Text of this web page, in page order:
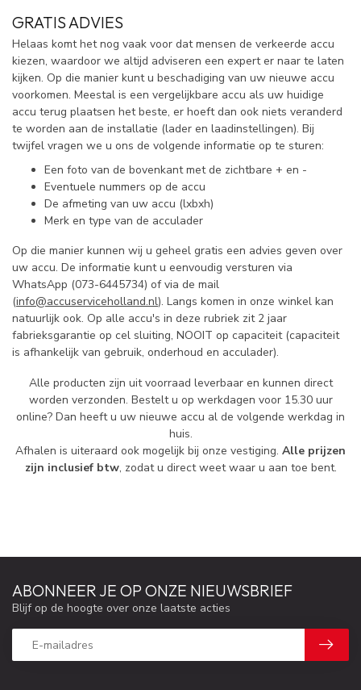
GRATIS ADVIES
Helaas komt het nog vaak voor dat mensen de verkeerde accu
kiezen, waardoor we altijd adviseren een expert er naar te laten
kijken. Op die manier kunt u beschadiging van uw nieuwe accu
voorkomen. Meestal is een vergelijkbare accu als uw huidige
accu terug plaatsen het beste, er hoeft dan ook niets veranderd
te worden aan de installatie (lader en laadinstellingen). Bij
twijfel vragen we u ons de volgende informatie op te sturen:
Een foto van de bovenkant met de zichtbare + en -
Eventuele nummers op de accu
De afmeting van uw accu (lxbxh)
Merk en type van de acculader
Op die manier kunnen wij u geheel gratis een advies geven over
uw accu. De informatie kunt u eenvoudig versturen via
WhatsApp (073-6445734) of via de mail
(info@accuserviceholland.nl). Langs komen in onze winkel kan
natuurlijk ook. Op alle accu's in deze rubriek zit 2 jaar
fabrieksgarantie op cel sluiting, NOOIT op capaciteit (capaciteit
is afhankelijk van gebruik, onderhoud en acculader).
Alle producten zijn uit voorraad leverbaar en kunnen direct
worden verzonden. Bestelt u op werkdagen voor 15.30 uur
online? Dan heeft u uw nieuwe accu al de volgende werkdag in
huis.
Afhalen is uiteraard ook mogelijk bij onze vestiging. Alle prijzen
zijn inclusief btw, zodat u direct weet waar u aan toe bent.
ABONNEER JE OP ONZE NIEUWSBRIEF
Blijf op de hoogte over onze laatste acties